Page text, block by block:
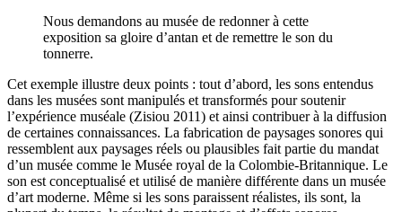
Nous demandons au musée de redonner à cette
exposition sa gloire d’antan et de remettre le son du
tonnerre.
Cet exemple illustre deux points : tout d’abord, les sons entendus
dans les musées sont manipulés et transformés pour soutenir
l’expérience muséale (Zisiou 2011) et ainsi contribuer à la diffusion
de certaines connaissances. La fabrication de paysages sonores qui
ressemblent aux paysages réels ou plausibles fait partie du mandat
d’un musée comme le Musée royal de la Colombie-Britannique. Le
son est conceptualisé et utilisé de manière différente dans un musée
d’art moderne. Même si les sons paraissent réalistes, ils sont, la